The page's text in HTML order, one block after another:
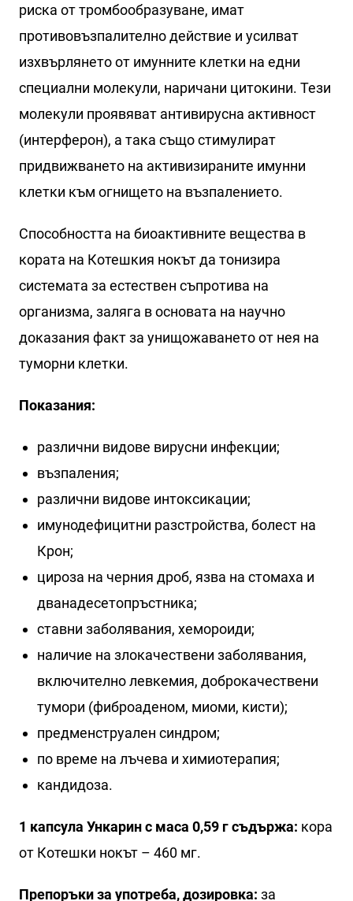
риска от тромбообразуване, имат
противовъзпалително действие и усилват
изхвърлянето от имунните клетки на едни
специални молекули, наричани цитокини. Тези
молекули проявяват антивирусна активност
(интерферон), а така също стимулират
придвижването на активизираните имунни
клетки към огнището на възпалението.
Способността на биоактивните вещества в
кората на Котешкия нокът да тонизира
системата за естествен съпротива на
организма, заляга в основата на научно
доказания факт за унищожаването от нея на
туморни клетки.
Показания:
различни видове вирусни инфекции;
възпаления;
различни видове интоксикации;
имунодефицитни разстройства, болест на
Крон;
цироза на черния дроб, язва на стомаха и
дванадесетопръстника;
ставни заболявания, хемороиди;
наличие на злокачествени заболявания,
включително левкемия, доброкачествени
тумори (фиброаденом, миоми, кисти);
предменструален синдром;
по време на лъчева и химиотерапия;
кандидоза.
1 капсула Ункарин с маса 0,59 г съдържа: кора
от Котешки нокът – 460 мг.
Препоръки за употреба, дозировка: за